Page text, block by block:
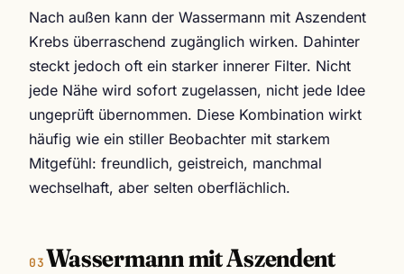
Nach außen kann der Wassermann mit Aszendent
Krebs überraschend zugänglich wirken. Dahinter
steckt jedoch oft ein starker innerer Filter. Nicht
jede Nähe wird sofort zugelassen, nicht jede Idee
ungeprüft übernommen. Diese Kombination wirkt
häufig wie ein stiller Beobachter mit starkem
Mitgefühl: freundlich, geistreich, manchmal
wechselhaft, aber selten oberflächlich.
Wassermann mit Aszendent